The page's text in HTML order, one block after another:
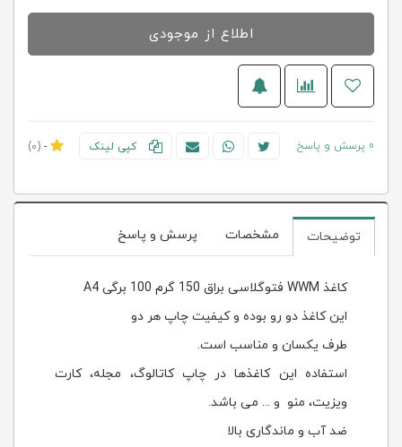
اطلاع از موجودی
0 پرسش و پاسخ کپی لینک -
(0)
توضیحات مشخصات پرسش و پاسخ
کاغذ WWM فتوگلاسی براق 150 گرم 100 برگی A4
این کاغذ دو رو بوده و کیفیت چاپ هر دو
طرف یکسان و مناسب است.
استفاده این کاغذها در چاپ کاتالوگ، مجله، کارت
ویزیت، منو و ... می باشد.
ضد آب و ماندگاری بالا